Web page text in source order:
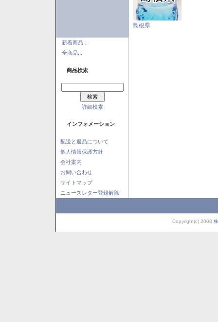
新着商品...
全商品...
商品検索
詳細検索
インフォメーション
配送と返品について
個人情報保護方針
会社案内
お問い合わせ
サイトマップ
ニュースレター登録解除
島根県
Copyright(c) 2008